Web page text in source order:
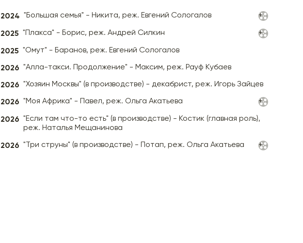
2024 "Большая семья" - Никита, реж. Евгений Сологалов +
2025 "Плакса" - Борис, реж. Андрей Силкин +
2025 "Омут" - Баранов, реж. Евгений Сологалов
2026 "Алла-такси. Продолжение" - Максим, реж. Рауф Кубаев
2026 "Хозяин Москвы" (в производстве) - декабрист, реж. Игорь Зайцев
2026 "Моя Африка" - Павел, реж. Ольга Акатьева +
2026 "Если там что-то есть" (в производстве) - Костик (главная роль),
реж. Наталья Мещанинова
2026 "Три струны" (в производстве) - Потап, реж. Ольга Акатьева +